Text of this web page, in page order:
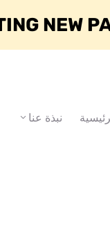
نبذة عنا
NEW